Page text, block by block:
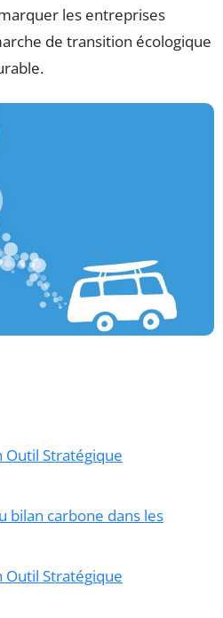
les entreprises
de transition écologique
Outil Stratégique
bilan carbone dans les
Outil Stratégique